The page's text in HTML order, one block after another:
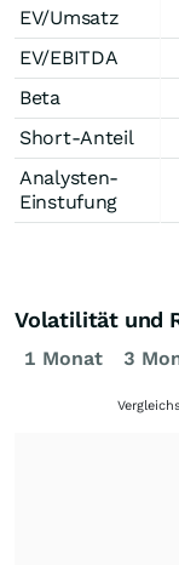
EV/Umsatz
EV/EBITDA
Beta
Short-Anteil
Analysten-
Einstufung
Volatilität und
1 Monat 3